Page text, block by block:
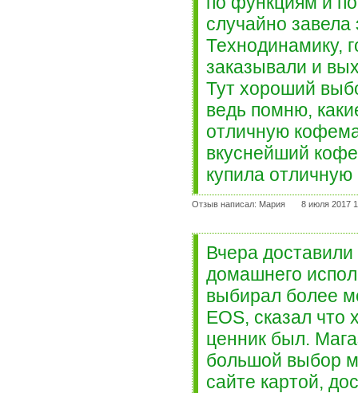
случайно завела
Технодинамику,
заказывали и
Тут хороший
ведь помню,
отличную
вкуснейший
купила отличную
Отзыв написал: Мария 8 июля 2017
Вчера
домашнего
выбирал более
EOS, сказал что
ценник был.
большой выбор
сайте картой,